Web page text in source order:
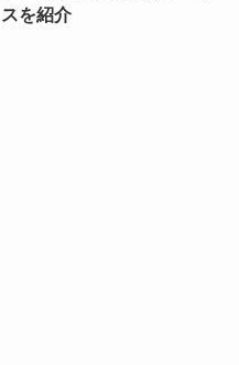
スを紹介